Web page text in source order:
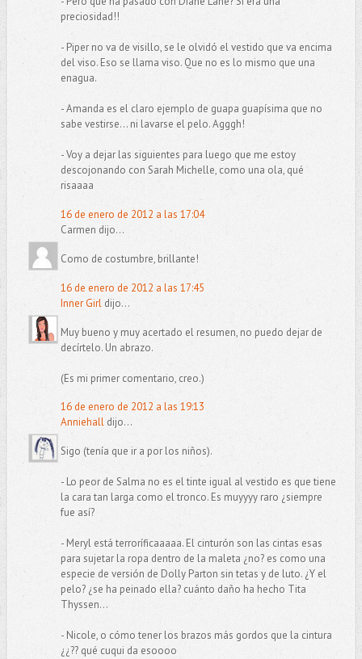
preciosidad!!
- Piper no va de visillo, se le olvidó el vestido que va encima
del viso. Eso se llama viso. Que no es lo mismo que una
enagua.
- Amanda es el claro ejemplo de guapa guapísima que no
sabe vestirse... ni lavarse el pelo. Agggh!
- Voy a dejar las siguientes para luego que me estoy
descojonando con Sarah Michelle, como una ola, qué
risaaaa
16 de enero de 2012 a las 17:04
Carmen dijo...
Como de costumbre, brillante!
16 de enero de 2012 a las 17:45
Inner Girldijo...
Muy bueno y muy acertado el resumen, no puedo dejar de
decírtelo. Un abrazo.
(Es mi primer comentario, creo.)
16 de enero de 2012 a las 19:13
Anniehalldijo...
Sigo (tenía que ir a por los niños).
- Lo peor de Salma no es el tinte igual al vestido es que tiene
la cara tan larga como el tronco. Es muyyyy raro ¿siempre
fue así?
- Meryl está terroríficaaaaa. El cinturón son las cintas esas
para sujetar la ropa dentro de la maleta ¿no? es como una
especie de versión de Dolly Parton sin tetas y de luto. ¿Y el
pelo? ¿se ha peinado ella? cuánto daño ha hecho Tita
Thyssen...
- Nicole, o cómo tener los brazos más gordos que la cintura
¿¿?? qué cuqui da esoooo